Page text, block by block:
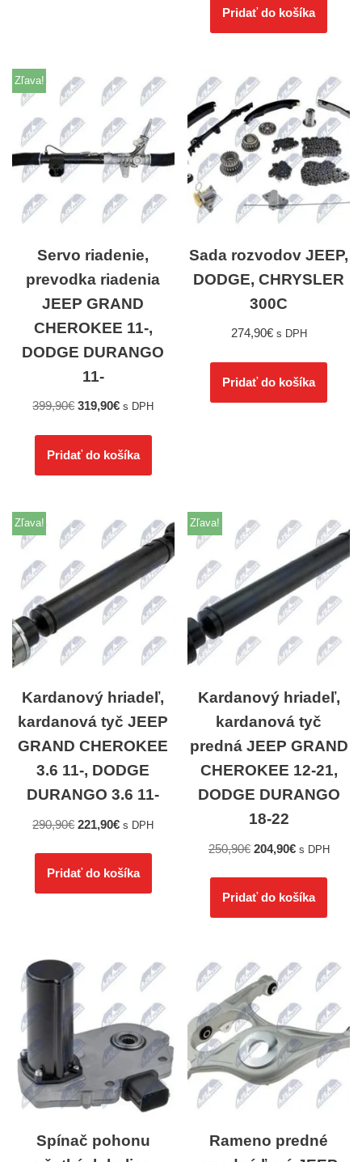
Pridať do košíka
Zľava!
Servo riadenie,
prevodka riadenia
JEEP GRAND
CHEROKEE 11-,
DODGE DURANGO
11-
399,90€ 319,90€ s DPH
Pridať do košíka
Sada rozvodov JEEP,
DODGE, CHRYSLER
300C
274,90€ s DPH
Pridať do košíka
Zľava!
Kardanový hriadeľ,
kardanová tyč JEEP
GRAND CHEROKEE
3.6 11-, DODGE
DURANGO 3.6 11-
290,90€ 221,90€ s DPH
Pridať do košíka
Zľava!
Kardanový hriadeľ,
kardanová tyč
predná JEEP GRAND
CHEROKEE 12-21,
DODGE DURANGO
18-22
250,90€ 204,90€ s DPH
Pridať do košíka
Spínač pohonu
Rameno predné